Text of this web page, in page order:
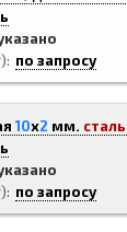
по запросу
10x2 мм.
по запросу